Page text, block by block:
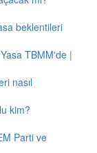
beklentileri
TBMM'de |
nasıl
kim?
Parti ve